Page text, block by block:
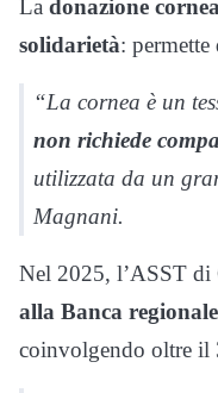
La donazione
solidarietà:
“La cornea è un
non richiede
utilizzata da un
Magnani.
Nel 2025, l’ASST di
alla Banca
coinvolgendo oltre il